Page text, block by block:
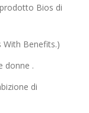
Bios di
With Benefits.)
donne .
di